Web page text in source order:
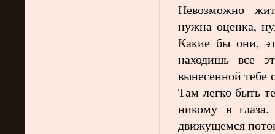
Невозможно
нужна оценка,
Какие бы они,
находишь все
вынесенной тебе
Там легко быть
никому в
движущемся